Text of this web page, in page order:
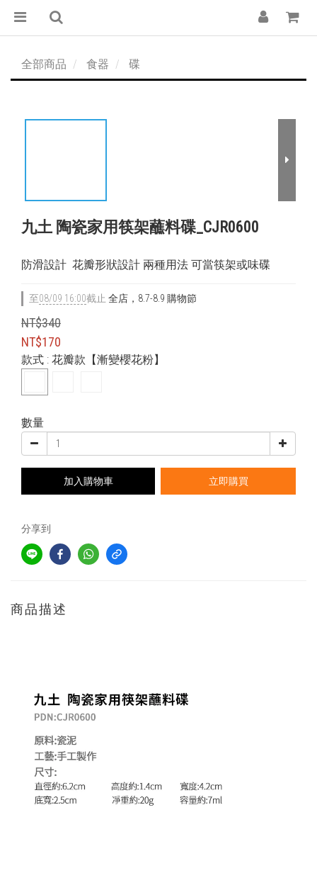
全部商品 食器 碟
九土 陶瓷家用筷架蘸料碟_CJR0600
防滑設計  花瓣形狀設計 兩種用法 可當筷架或味碟
至08/09 16:00截止 全店，8.7-8.9 購物節
NT$340
NT$170
款式 : 花瓣款【漸變櫻花粉】
數量
加入購物車 立即購買
分享到
商品描述